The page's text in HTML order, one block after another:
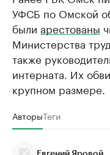
УФСБ по Омской
были арестованы
Министерства
также
интерната. Их
крупном размере.
АвторыТеги